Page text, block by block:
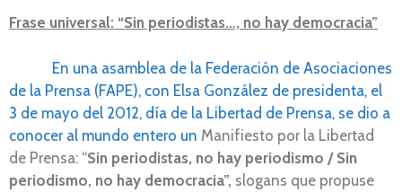
Frase universal: “Sin periodistas…, no hay democracia”
En una asamblea de la Federación de Asociaciones
de la Prensa (FAPE), con Elsa González de presidenta, el
3 de mayo del 2012, día de la Libertad de Prensa, se dio a
conocer al mundo entero un Manifiesto por la Libertad
de Prensa: “Sin periodistas, no hay periodismo / Sin
periodismo, no hay democracia”, slogans que propuse